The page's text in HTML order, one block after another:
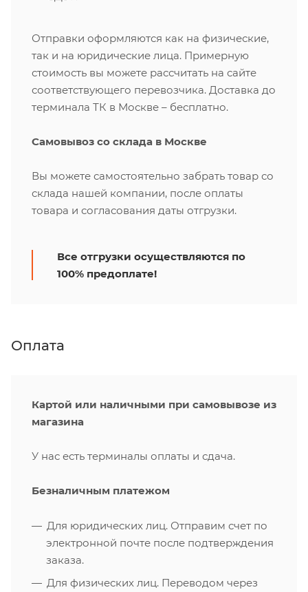
Отправки оформляются как на физические,
так и на юридические лица. Примерную
стоимость вы можете рассчитать на сайте
соответствующего перевозчика. Доставка до
терминала ТК в Москве – бесплатно.
Самовывоз со склада в Москве
Вы можете самостоятельно забрать товар со
склада нашей компании, после оплаты
товара и согласования даты отгрузки.
Все отгрузки осуществляются по
100% предоплате!
Оплата
Картой или наличными при самовывозе из
магазина
У нас есть терминалы оплаты и сдача.
Безналичным платежом
Для юридических лиц. Отправим счет по
электронной почте после подтверждения
заказа.
Для физических лиц. Переводом через